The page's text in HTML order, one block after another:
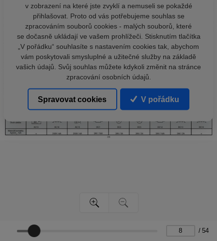
/ 54
v zobrazení na které jste zvyklí a nemuseli se pokaždé
přihlašovat. Proto od vás potřebujeme souhlas se
zpracováním souborů cookies - malých souborů, které
se dočasně ukládají ve vašem prohlížeči. Stisknutím tlačítka
„V pořádku“ souhlasíte s nastavením cookies tak, abychom
vám poskytovali smysluplné a užitečné služby na základě
vašich údajů. Svůj souhlas můžete kdykoli změnit na stránce
zpracování osobních údajů.
Spravovat cookies V pořádku